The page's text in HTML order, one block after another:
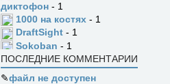
диктофон - 1
1000 на костях - 1
DraftSight - 1
Sokoban - 1
ПОСЛЕДНИЕ КОММЕНТАРИИ
✎файл не доступен